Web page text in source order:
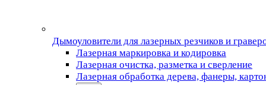
Дымоуловители для лазерных резчиков и
Лазерная маркировка и кодировка
Лазерная очистка, разметка и сверление
Лазерная обработка дерева, фанеры,